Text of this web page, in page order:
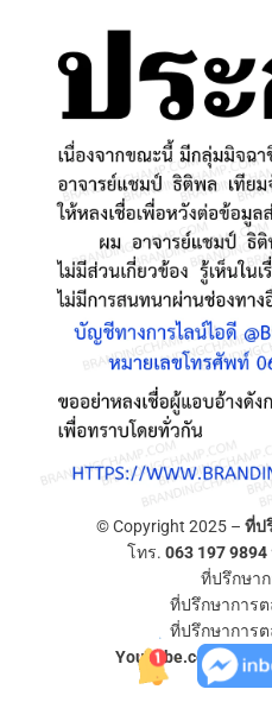
© Copyright 2025 – ที่ป
โทร. 063 197 9894
ที่ปรึกษา
ที่ปรึกษาการ
ที่ปรึกษาการ
YouTube.com/ที่ปรึ